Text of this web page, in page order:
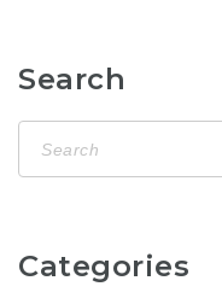
Search
Categories